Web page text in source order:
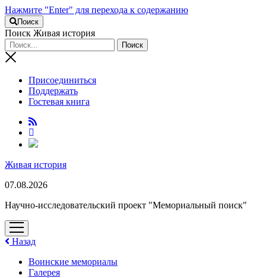
Нажмите "Enter" для перехода к содержанию
Поиск
Поиск Живая история
Присоединиться
Поддержать
Гостевая книга
RuTube
Живая история
07.08.2026
Научно-исследовательский проект "Мемориальный поиск"
открыть
меню
Назад
Воинские мемориалы
Галерея